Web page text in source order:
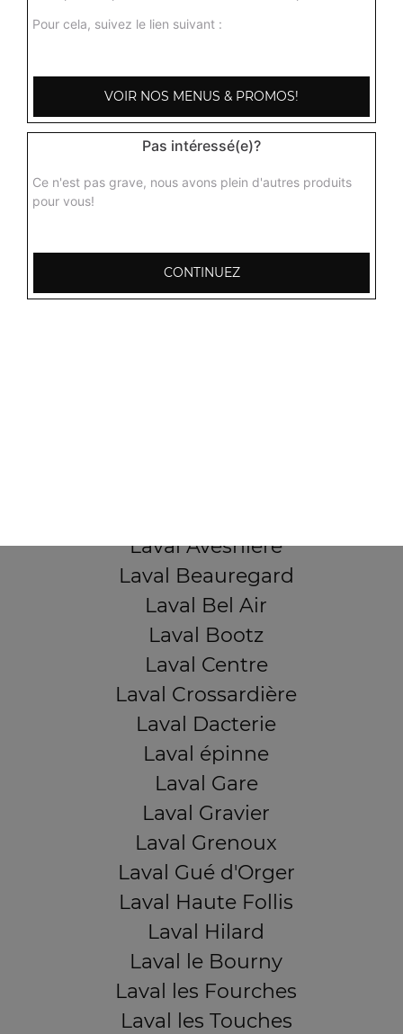
Laval Avesnière
Laval Beauregard
Laval Bel Air
Laval Bootz
Laval Centre
Laval Crossardière
Laval Dacterie
Laval épinne
Laval Gare
Laval Gravier
Laval Grenoux
Laval Gué d'Orger
Laval Haute Follis
Laval Hilard
Laval le Bourny
Laval les Fourches
Laval les Touches
Pour cela, suivez le lien suivant :
VOIR NOS MENUS & PROMOS!
Pas intéressé(e)?
Ce n'est pas grave, nous avons plein d'autres produits
pour vous!
CONTINUEZ